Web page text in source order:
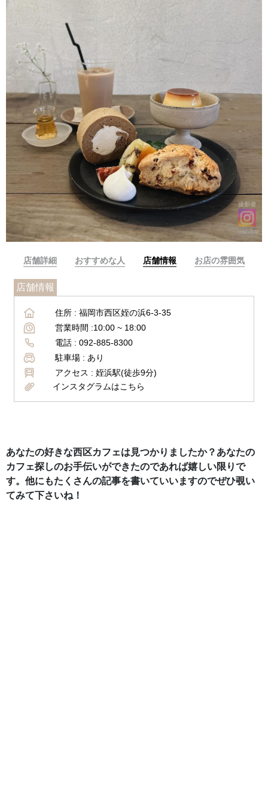
撮影者
店舗詳細 おすすめな人 店舗情報 お店の雰囲気
店舗情報
住所 : 福岡市西区姪の浜6-3-35
営業時間 :10:00 ~ 18:00
電話 : 092-885-8300
駐車場 : あり
アクセス : 姪浜駅(徒歩9分)
インスタグラムはこちら
あなたの好きな西区カフェは見つかりましたか？あなたの
カフェ探しのお手伝いができたのであれば嬉しい限りで
す。他にもたくさんの記事を書いていいますのでぜひ覗い
てみて下さいね！